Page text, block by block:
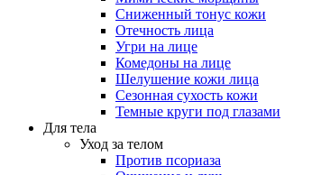
Сниженный тонус кожи
Отечность лица
Угри на лице
Комедоны на лице
Шелушение кожи лица
Сезонная сухость кожи
Темные круги под глазами
Для тела
Уход за телом
Против псориаза